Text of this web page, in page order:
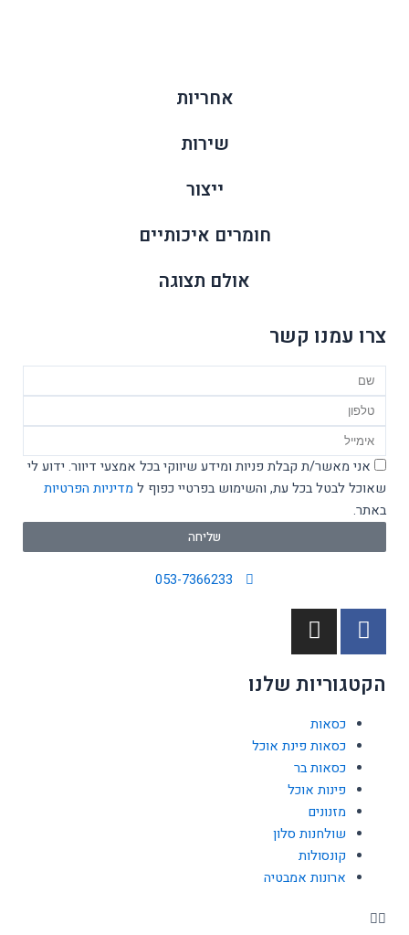
אחריות
שירות
ייצור
חומרים איכותיים
אולם תצוגה
צרו עמנו קשר
Name
טלפון
Email
אישור
מדיניות
אני מאשר/ת קבלת פניות ומידע שיווקי בכל אמצעי דיוור. ידוע לי
שאוכל לבטל בכל עת, והשימוש בפרטיי כפוף ל מדיניות הפרטיות
באתר.
שליחה
053-7366233
F
a
c
e
o
o
k
-
f
I
n
s
t
g
r
a
m
הקטגוריות שלנו
כסאות
כסאות פינת אוכל
כסאות בר
פינות אוכל
מזנונים
שולחנות סלון
קונסולות
ארונות אמבטיה